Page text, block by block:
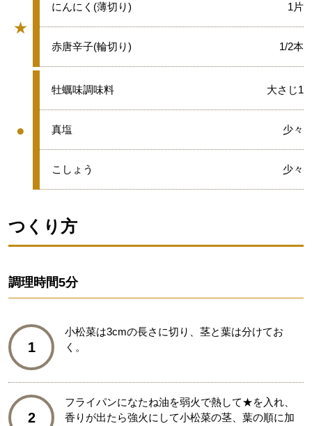
★
グループ
★
にんにく(薄切り) 1片
★
赤唐辛子(輪切り) 1/2本
●
グループ
●
牡蠣味調味料 大さじ1
●
真塩 少々
●
こしょう 少々
つくり方
調理時間5分
1
小松菜は3cmの長さに切り、茎と葉は分けてお
く。
2
フライパンになたね油を弱火で熱して★を入れ、
香りが出たら強火にして小松菜の茎、葉の順に加